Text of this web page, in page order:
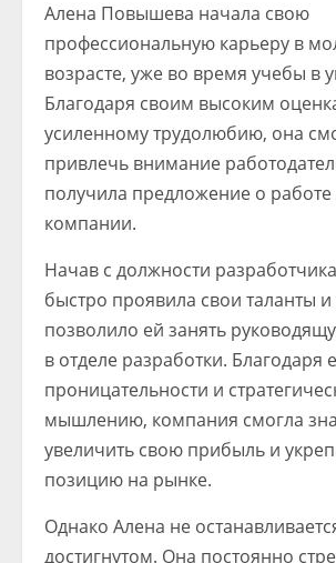
Алена Повышева начала свою
профессиональную карьеру в
возрасте, уже во время учебы в
Благодаря своим высоким
усиленному трудолюбию, она
привлечь внимание
получила предложение о работе
компании.
Начав с должности
быстро проявила свои таланты
позволило ей занять
в отделе разработки. Благодаря
проницательности и
мышлению, компания смогла
увеличить свою прибыль и
позицию на рынке.
Однако Алена не
достигнутом. Она постоянно